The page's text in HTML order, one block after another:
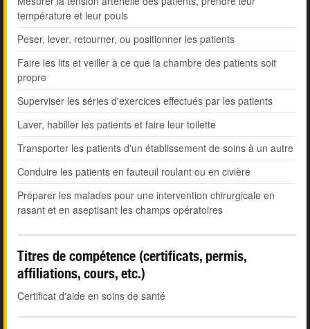
température et leur pouls
Peser, lever, retourner, ou positionner les patients
Faire les lits et veiller à ce que la chambre des patients soit
propre
Superviser les séries d'exercices effectués par les patients
Laver, habiller les patients et faire leur toilette
Transporter les patients d'un établissement de soins à un autre
Conduire les patients en fauteuil roulant ou en civière
Préparer les malades pour une intervention chirurgicale en
rasant et en aseptisant les champs opératoires
Titres de compétence (certificats, permis,
affiliations, cours, etc.)
Certificat d'aide en soins de santé